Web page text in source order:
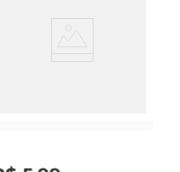
ambientes como